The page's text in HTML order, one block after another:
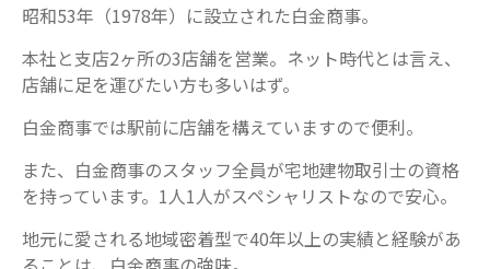
昭和53年（1978年）に設立された白金商事。
本社と支店2ヶ所の3店舗を営業。ネット時代とは言え、
店舗に足を運びたい方も多いはず。
白金商事では駅前に店舗を構えていますので便利。
また、白金商事のスタッフ全員が宅地建物取引士の資格
を持っています。1人1人がスペシャリストなので安心。
地元に愛される地域密着型で40年以上の実績と経験があ